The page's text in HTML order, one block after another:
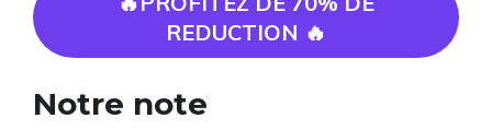
REDUCTION 🔥
Notre note